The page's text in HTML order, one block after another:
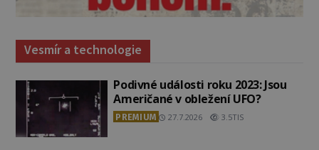
Vesmír a technologie
Podivné události roku 2023: Jsou
Američané v obležení UFO?
PREMIUM 27.7.2026 3.5TIS